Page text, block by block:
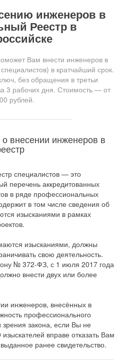
инженеров в
Реестр в
Вам внести инженеров в
в кратчайший срок.
без обращения в третьи
3 рабочих дня. Стоимость — от
рублей.
внесении инженеров в
специалистов — это
перечень аккредитованных
в ряде профессиональных
в том числе сведения об
изысканиями в рамках
изысканиями, должны
свою деятельность.
№ 372-ФЗ, с 1 июля 2017 года
внести двух или более
инженеров, внесённых в
профессионального
зрения закона, если Вы не
вправе отказать Вам
ранее свидетельство.